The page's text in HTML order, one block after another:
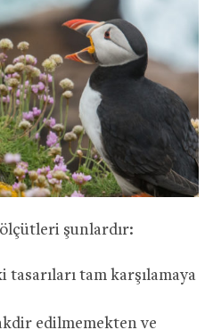
şunlardır:
tasarıları tam karşılamaya
edilmemekten ve